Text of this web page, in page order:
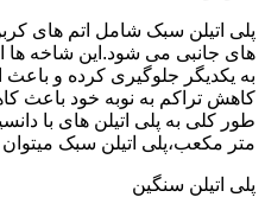
پلی اتیلن سبک شامل اتم های
های جانبی می شود.این شاخه ها
به یکدیگر جلوگیری کرده و باعث
کاهش تراکم به نوبه خود باعث
متر مکعب،پلی اتیلن سبک
پلی اتیلن سنگین